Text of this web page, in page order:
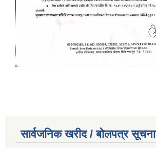
सार्वजनिक खरीद / बोलपत्र सूचना